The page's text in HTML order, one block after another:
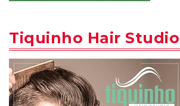
Tiquinho Hair Studio